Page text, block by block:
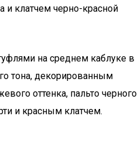
и клатчем черно-красной
на среднем каблуке в
тона, декорированным
оттенка, пальто черного
и красным клатчем.